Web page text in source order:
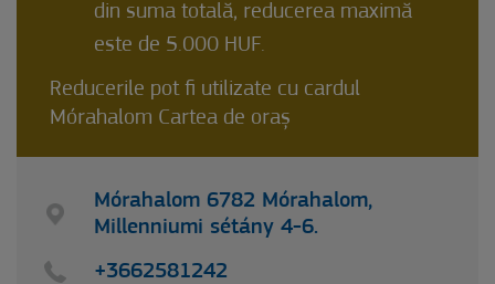
din suma totală, reducerea maximă
este de 5.000 HUF.
Reducerile pot fi utilizate cu cardul
Mórahalom Cartea de oraș
Mórahalom 6782 Mórahalom,
Millenniumi sétány 4-6.
+3662581242